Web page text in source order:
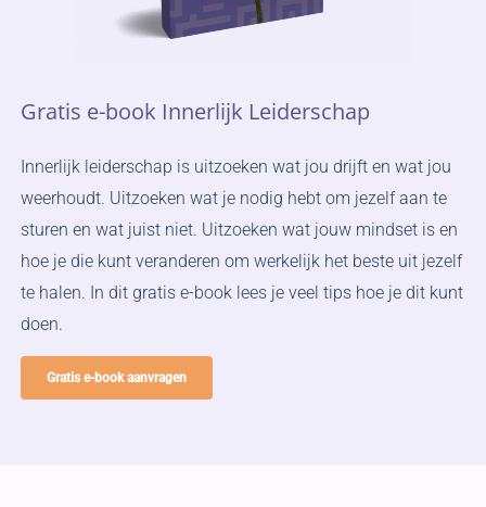
Gratis e-book Innerlijk Leiderschap
Innerlijk leiderschap is uitzoeken wat jou drijft en wat jou
weerhoudt. Uitzoeken wat je nodig hebt om jezelf aan te
sturen en wat juist niet. Uitzoeken wat jouw mindset is en
hoe je die kunt veranderen om werkelijk het beste uit jezelf
te halen. In dit gratis e-book lees je veel tips hoe je dit kunt
doen.
Gratis e-book aanvragen